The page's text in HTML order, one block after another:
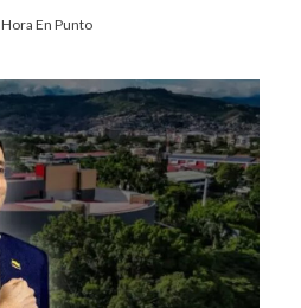
Hora En Punto